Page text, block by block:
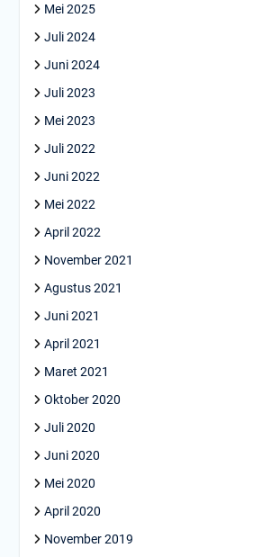
Mei 2025
Juli 2024
Juni 2024
Juli 2023
Mei 2023
Juli 2022
Juni 2022
Mei 2022
April 2022
November 2021
Agustus 2021
Juni 2021
April 2021
Maret 2021
Oktober 2020
Juli 2020
Juni 2020
Mei 2020
April 2020
November 2019